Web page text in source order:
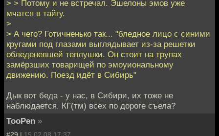
> > Потому и не встречал. Эшелоны эмов уже
мчатся в тайгу.
>
> А чего? Готичненько так... "бледное лицо с синими
кругами под глазами выглядывает из-за решетки
обледеневшей теплушки. Он стоит на трупах
замёрзших товарищей по эмоуиональному
движению. Поезд идёт в Сибирь"
Дык вот беда - у нас, в Сибири, их тоже не
наблюдается. КГ(тм) всех по дороге съела?
TooPen »